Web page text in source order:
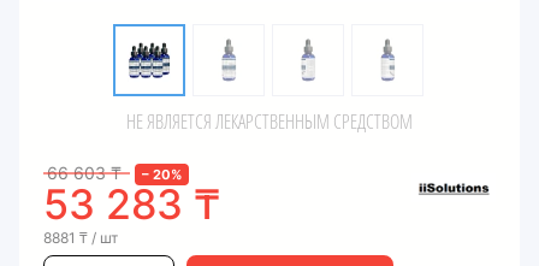
НЕ ЯВЛЯЕТСЯ ЛЕКАРСТВЕННЫМ СРЕДСТВОМ
66 603₸ – 20%
53 283 ₸
8881 ₸ / шт